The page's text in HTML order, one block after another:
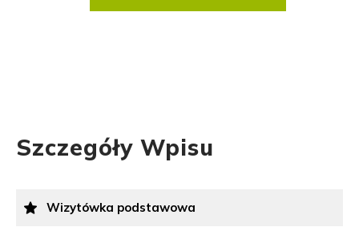
Szczegóły Wpisu
Wizytówka podstawowa